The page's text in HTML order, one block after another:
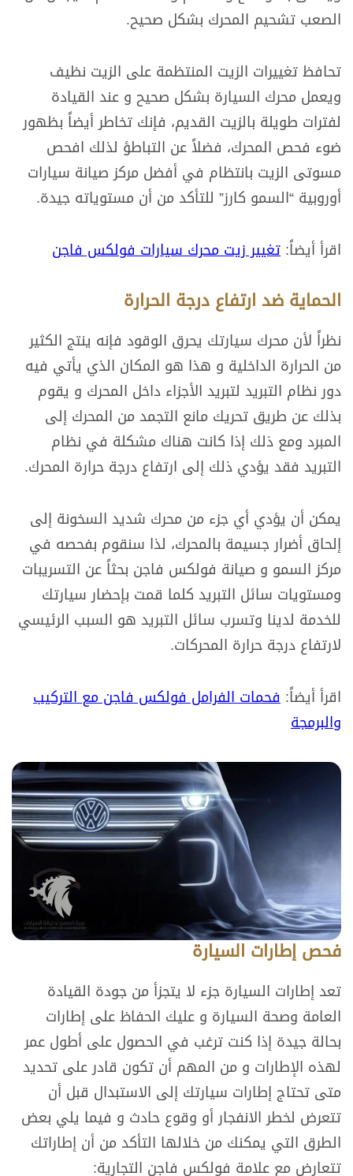
الصعب تشحيم المحرك بشكل صحيح.
تحافظ تغييرات الزيت المنتظمة على الزيت نظيف
ويعمل محرك السيارة بشكل صحيح و عند القيادة
لفترات طويلة بالزيت القديم، فإنك تخاطر أيضاً بظهور
ضوء فحص المحرك، فضلاً عن التباطؤ لذلك افحص
مسوتى الزيت بانتظام في أفضل مركز صيانة سيارات
أوروبية “السمو كارز” للتأكد من أن مستوياته جيدة.
اقرأ أيضاً: تغيير زيت محرك سيارات فولكس فاجن
الحماية ضد ارتفاع درجة الحرارة
نظراً لأن محرك سيارتك يحرق الوقود فإنه ينتج الكثير
من الحرارة الداخلية و هذا هو المكان الذي يأتي فيه
دور نظام التبريد لتبريد الأجزاء داخل المحرك و يقوم
بذلك عن طريق تحريك مانع التجمد من المحرك إلى
المبرد ومع ذلك إذا كانت هناك مشكلة في نظام
التبريد فقد يؤدي ذلك إلى ارتفاع درجة حرارة المحرك.
يمكن أن يؤدي أي جزء من محرك شديد السخونة إلى
إلحاق أضرار جسيمة بالمحرك، لذا سنقوم بفحصه في
مركز السمو و صيانة فولكس فاجن بحثاً عن التسريبات
ومستويات سائل التبريد كلما قمت بإحضار سيارتك
للخدمة لدينا وتسرب سائل التبريد هو السبب الرئيسي
لارتفاع درجة حرارة المحركات.
اقرأ أيضاً: فحمات الفرامل فولكس فاجن مع التركيب
والبرمجة
فحص إطارات السيارة
تعد إطارات السيارة جزء لا يتجزأ من جودة القيادة
العامة وصحة السيارة و عليك الحفاظ على إطارات
بحالة جيدة إذا كنت ترغب في الحصول على أطول عمر
لهذه الإطارات و من المهم أن تكون قادر على تحديد
متى تحتاج إطارات سيارتك إلى الاستبدال قبل أن
تتعرض لخطر الانفجار أو وقوع حادث و فيما يلي بعض
الطرق التي يمكنك من خلالها التأكد من أن إطاراتك
تتعارض مع علامة فولكس فاجن التجارية: